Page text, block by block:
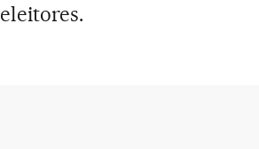
eleitores.